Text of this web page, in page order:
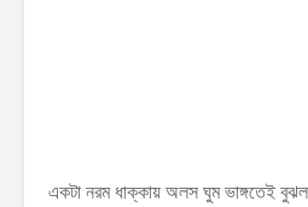
একটা নরম ধাক্কায় অলস ঘুম ভাঙ্গতেই